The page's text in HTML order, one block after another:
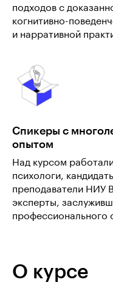
подходов с
когнитивно-
и нарративной
Спикеры с
опытом
Над курсом
психологи,
преподаватели
эксперты,
профессионального
О курсе